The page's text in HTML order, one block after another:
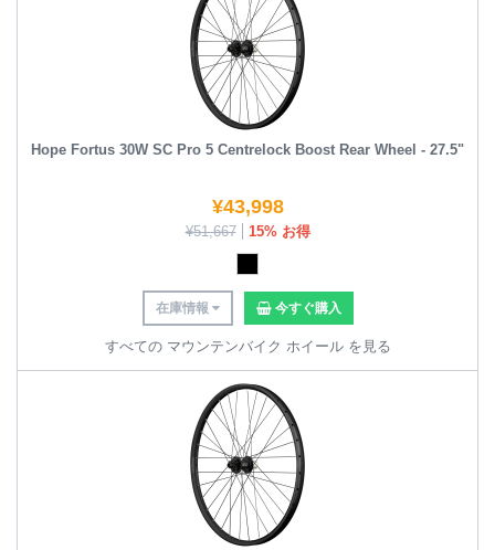
Hope Fortus 30W SC Pro 5 Centrelock Boost Rear Wheel - 27.5"
¥43,998
¥51,667 15% お得
在庫情報 今すぐ購入
すべての マウンテンバイク ホイール を見る